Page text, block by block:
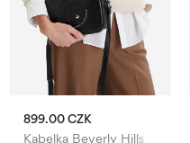
Kabelka Beverly Hills Polo
899.00 CZK